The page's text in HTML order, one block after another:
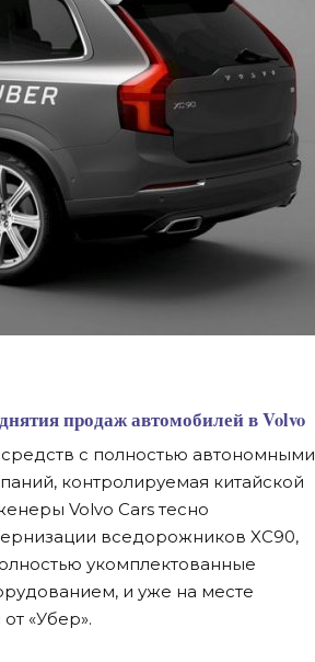
продаж автомобилей в Volvo
с полностью автономными
контролируемая китайской
Volvo Cars тесно
вседорожников XC90,
укомплектованные
и уже на месте
«Убер».